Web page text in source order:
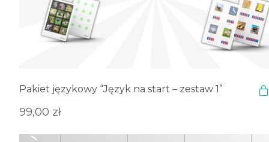
Pakiet językowy “Język na start – zestaw 1”
99,00 zł